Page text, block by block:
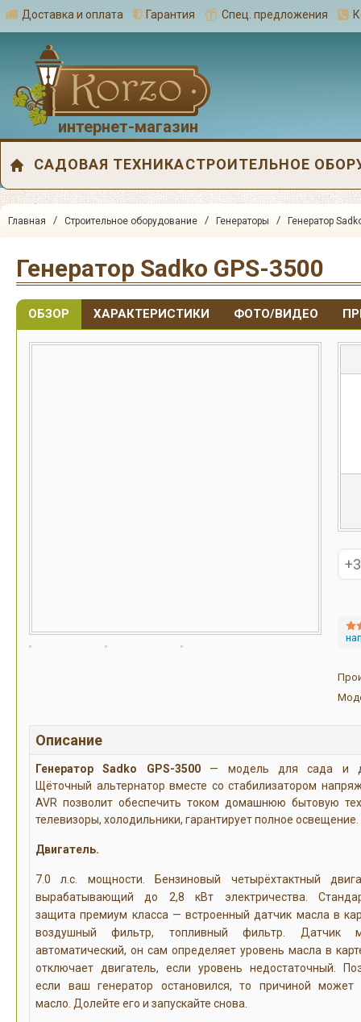
Доставка и оплата Гарантия Спец. предложения
интернет-магазин
САДОВАЯ ТЕХНИКАСТРОИТЕЛЬНОЕ
Главная / Строительное оборудование / Генераторы / Генератор
Генератор Sadko GPS-3500
ОБЗОР ХАРАКТЕРИСТИКИ ФОТО/ВИДЕО
Описание
Генератор Sadko GPS-3500— модель для сада и
Щёточный альтернатор вместе со стабилизатором
AVR позволит обеспечить током домашнюю бытовую
телевизоры, холодильники, гарантирует полное освещение.
Двигатель.
7.0 л.с. мощности. Бензиновый четырёхтактный
вырабатывающий до 2,8 кВт электричества.
защита премиум класса — встроенный датчик масла в
воздушный фильтр, топливный фильтр. Датчик
автоматический, он сам определяет уровень масла в
отключает двигатель, если уровень недостаточный.
если ваш генератор остановился, то причиной может
масло. Долейте его и запускайте снова.